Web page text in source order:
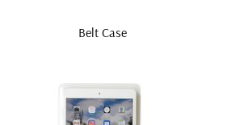
Belt Case